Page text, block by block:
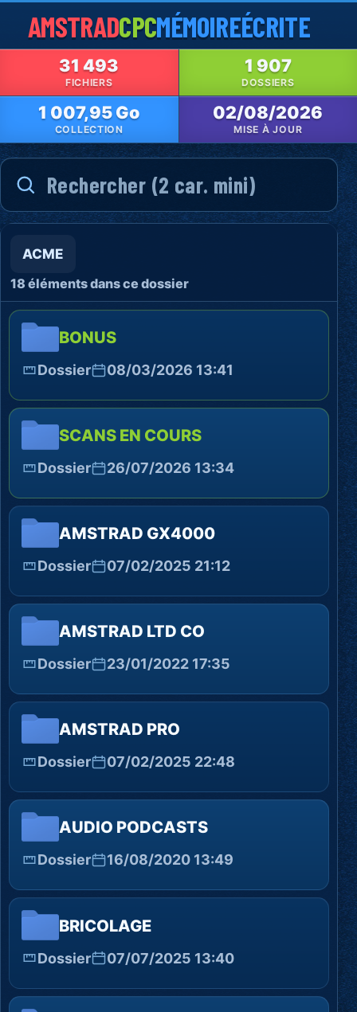
AMSTRADCPCMÉMOIREÉCRITE
31 493
FICHIERS
1 907
DOSSIERS
1 007,95 Go
COLLECTION
02/08/2026
MISE À JOUR
ACME
18 éléments dans ce dossier
BONUS
Dossier 08/03/2026 13:41
SCANS EN COURS
Dossier 26/07/2026 13:34
AMSTRAD GX4000
Dossier 07/02/2025 21:12
AMSTRAD LTD CO
Dossier 23/01/2022 17:35
AMSTRAD PRO
Dossier 07/02/2025 22:48
AUDIO PODCASTS
Dossier 16/08/2020 13:49
BRICOLAGE
Dossier 07/07/2025 13:40